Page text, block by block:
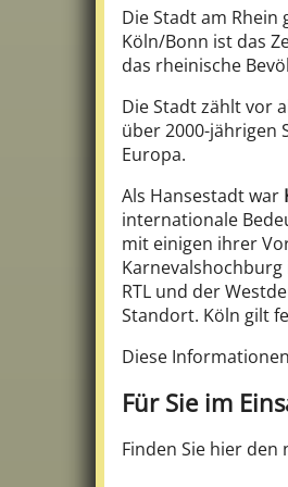
Die Stadt am
Köln/Bonn ist das
das rheinische
Die Stadt zählt vor
über 2000-jährigen
Europa.
Als Hansestadt war
internationale
mit einigen ihrer
RTL und der
Standort. Köln gilt
Diese
Für Sie im
Finden Sie hier